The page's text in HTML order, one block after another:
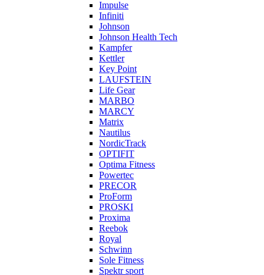
Impulse
Infiniti
Johnson
Johnson Health Tech
Kampfer
Kettler
Key Point
LAUFSTEIN
Life Gear
MARBO
MARCY
Matrix
Nautilus
NordicTrack
OPTIFIT
Optima Fitness
Powertec
PRECOR
ProForm
PROSKI
Proxima
Reebok
Royal
Schwinn
Sole Fitness
Spektr sport